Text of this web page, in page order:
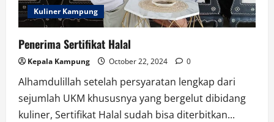
Kuliner Kampung
Penerima Sertifikat Halal
Kepala Kampung October 22, 2024 0
Alhamdulillah setelah persyaratan lengkap dari
sejumlah UKM khususnya yang bergelut dibidang
kuliner, Sertifikat Halal sudah bisa diterbitkan...